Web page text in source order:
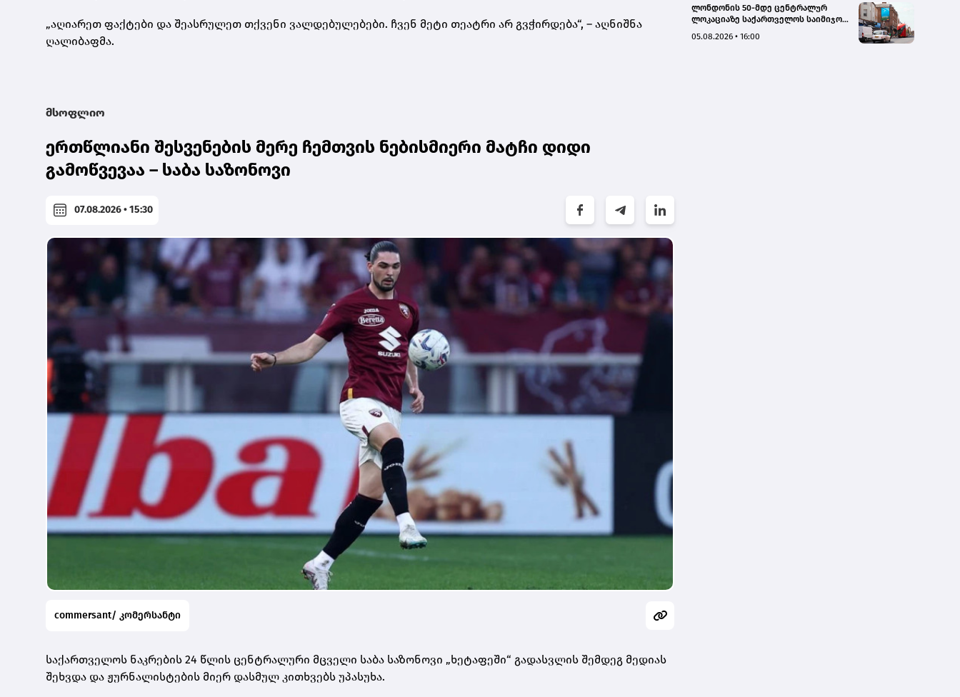
„აღიარეთ ფაქტები და შეასრულეთ თქვენი ვალდებულებები. ჩვენ მეტი თეატრი არ გვჭირდება“, – აღნიშნა
ღალიბაფმა.
მსოფლიო
ერთწლიანი შესვენების მერე ჩემთვის ნებისმიერი მატჩი დიდი
გამოწვევაა – საბა საზონოვი
07.08.2026 • 15:30
commersant/ კომერსანტი
საქართველოს ნაკრების 24 წლის ცენტრალური მცველი საბა საზონოვი „ხეტაფეში“ გადასვლის შემდეგ მედიას
შეხვდა და ჟურნალისტების მიერ დასმულ კითხვებს უპასუხა.
დარსალია
ლონდონის 50-მდე ცენტრალურ
ლოკაციაზე საქართველოს საიმიჯო
05.08.2026 • 16:00